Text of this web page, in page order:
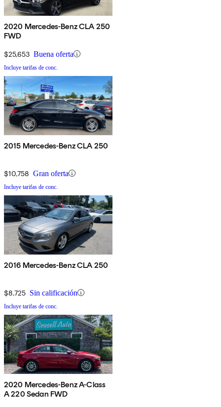
2020 Mercedes-Benz CLA 250
FWD
$25,653 Buena oferta
Incluye tarifas de conc.
2015 Mercedes-Benz CLA 250
$10,758 Gran oferta
Incluye tarifas de conc.
2016 Mercedes-Benz CLA 250
$8,725 Sin calificación
Incluye tarifas de conc.
2020 Mercedes-Benz A-Class
A 220 Sedan FWD